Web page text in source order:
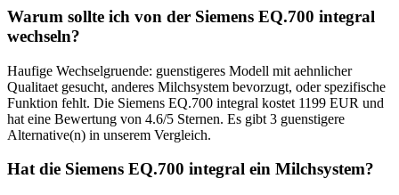
Warum sollte ich von der Siemens EQ.700 integral
wechseln?
Haufige Wechselgruende: guenstigeres Modell mit aehnlicher
Qualitaet gesucht, anderes Milchsystem bevorzugt, oder spezifische
Funktion fehlt. Die Siemens EQ.700 integral kostet 1199 EUR und
hat eine Bewertung von 4.6/5 Sternen. Es gibt 3 guenstigere
Alternative(n) in unserem Vergleich.
Hat die Siemens EQ.700 integral ein Milchsystem?